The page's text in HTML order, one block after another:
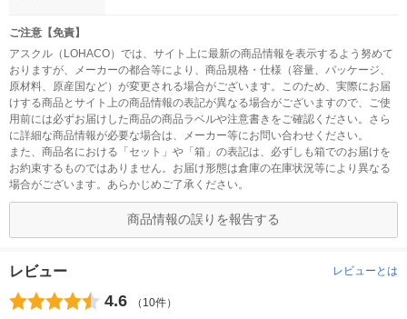
ご注意【免責】
アスクル（LOHACO）では、サイト上に最新の商品情報を表示するよう努めて
おりますが、メーカーの都合等により、商品規格・仕様（容量、パッケージ、
原材料、原産国など）が変更される場合がございます。このため、実際にお届
けする商品とサイト上の商品情報の表記が異なる場合がございますので、ご使
用前には必ずお届けした商品の商品ラベルや注意書きをご確認ください。さら
に詳細な商品情報が必要な場合は、メーカー等にお問い合わせください。
また、商品名における「セット」や「箱」の表記は、必ずしも箱でのお届けを
お約束するものではありません。お届け形態は倉庫の在庫状況等により異なる
場合がございます。あらかじめご了承ください。
商品情報の誤りを報告する
レビュー レビューとは
4.6 （10件）